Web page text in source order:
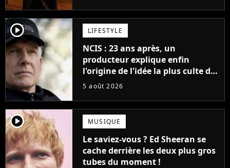
player2 LIFESTYLE
NCIS : 23 ans après, un
producteur explique enfin
l'origine de l'idée la plus culte de
la série (et on ne parle pas du
5 août 2026
player2 MUSIQUE
Le saviez-vous ? Ed Sheeran se
cache derrière les deux plus gros
tubes du moment !